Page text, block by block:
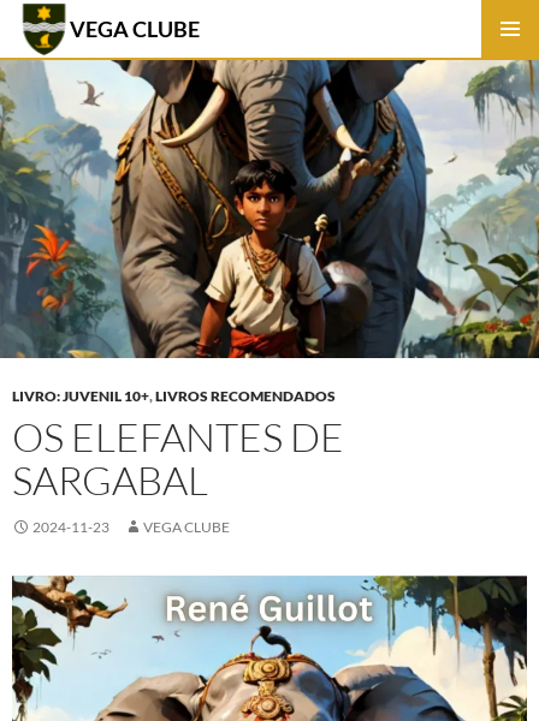
VEGA CLUBE
MENU
SKIP
CONTENT
LIVRO: JUVENIL 10+,LIVROS RECOMENDADOS
OS ELEFANTES DE
SARGABAL
2024-11-23 VEGA CLUBE